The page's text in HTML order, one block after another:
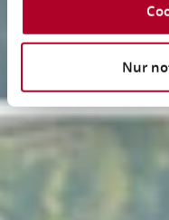
Nur